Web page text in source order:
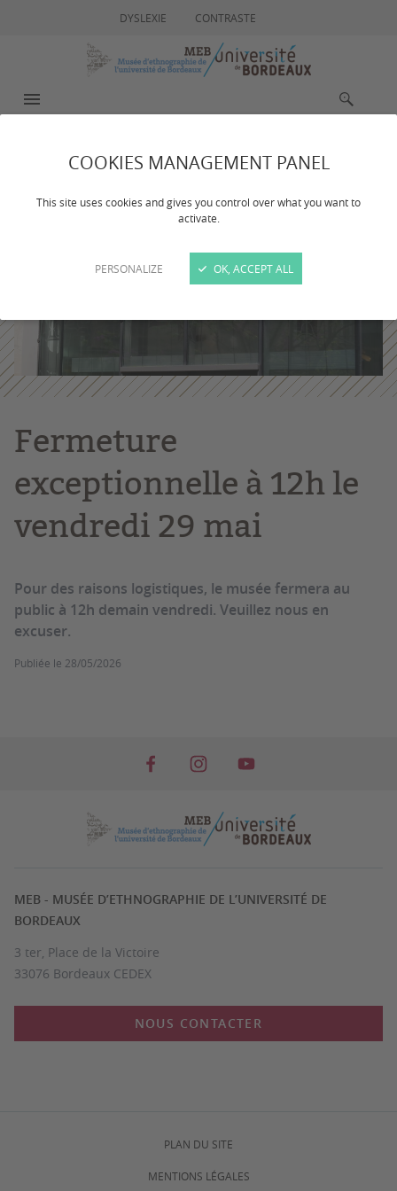
COOKIES MANAGEMENT PANEL
This site uses cookies and gives you control over what you want to
activate.
PERSONALIZE OK, ACCEPT ALL
DYSLEXIE CONTRASTE
Fermeture
exceptionnelle à 12h le
vendredi 29 mai
Pour des raisons logistiques, le musée fermera au
public à 12h demain vendredi. Veuillez nous en
excuser.
Publiée le 28/05/2026
MEB - MUSÉE D’ETHNOGRAPHIE DE L’UNIVERSITÉ DE
BORDEAUX
3 ter, Place de la Victoire
33076 Bordeaux CEDEX
NOUS CONTACTER
PLAN DU SITE
MENTIONS LÉGALES